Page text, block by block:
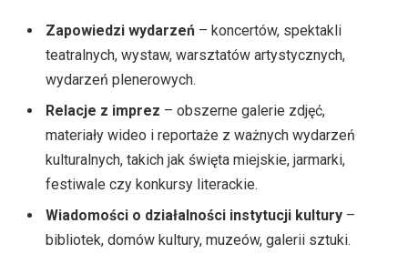
Zapowiedzi wydarzeń – koncertów, spektakli
teatralnych, wystaw, warsztatów artystycznych,
wydarzeń plenerowych.
Relacje z imprez – obszerne galerie zdjęć,
materiały wideo i reportaże z ważnych wydarzeń
kulturalnych, takich jak święta miejskie, jarmarki,
festiwale czy konkursy literackie.
Wiadomości o działalności instytucji kultury –
bibliotek, domów kultury, muzeów, galerii sztuki.